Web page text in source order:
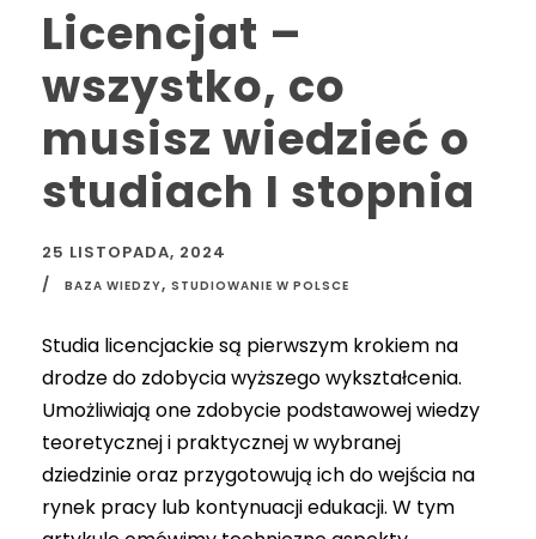
Licencjat –
wszystko, co
musisz wiedzieć o
studiach I stopnia
25 LISTOPADA, 2024
BAZA WIEDZY, STUDIOWANIE W POLSCE
Studia licencjackie są pierwszym krokiem na
drodze do zdobycia wyższego wykształcenia.
Umożliwiają one zdobycie podstawowej wiedzy
teoretycznej i praktycznej w wybranej
dziedzinie oraz przygotowują ich do wejścia na
rynek pracy lub kontynuacji edukacji. W tym